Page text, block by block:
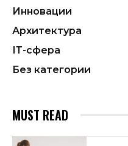
Инновации
Архитектура
ІТ-сфера
Без категории
MUST READ